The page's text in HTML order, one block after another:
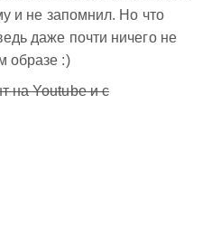
и не запомнил. Но что
даже почти ничего не
образе :)
на Youtube и с